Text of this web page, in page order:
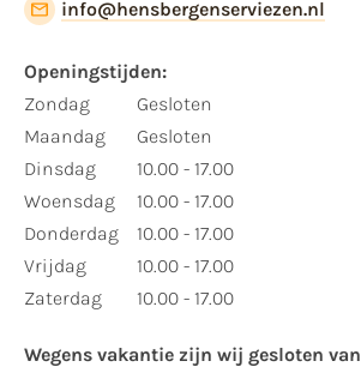
info@hensbergenserviezen.nl
Openingstijden:​
​Zondag
Maandag
Dinsdag
Woensdag
Donderdag
Vrijdag
Zaterdag
Gesloten
Gesloten
10.00 - 17.00
10.00 - 17.00
10.00 - 17.00
10.00 - 17.00
10.00 - 17.00
Wegens vakantie zijn wij gesloten van ​